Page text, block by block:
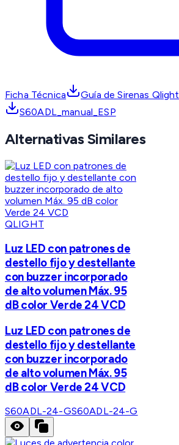
Ficha Técnica Guía de Sirenas Qlight
S60ADL_manual_ESP
Alternativas Similares
QLIGHT
Luz LED con patrones de
destello fijo y destellante
con buzzer incorporado
de alto volumen Máx. 95
dB color Verde 24 VCD
Luz LED con patrones de
destello fijo y destellante
con buzzer incorporado
de alto volumen Máx. 95
dB color Verde 24 VCD
S60ADL-24-GS60ADL-24-G